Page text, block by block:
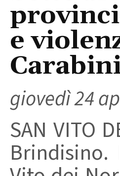
e
giovedì 24
SAN VITO